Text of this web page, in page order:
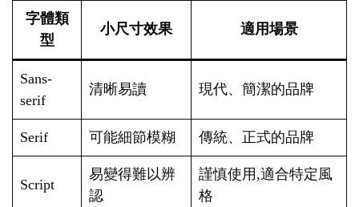
字體類
型
小尺寸效果 適用場景
Sans-
serif
清晰易讀 現代、簡潔的品牌
Serif 可能細節模糊 傳統、正式的品牌
Script
易變得難以辨
認
謹慎使用,適合特定風
格